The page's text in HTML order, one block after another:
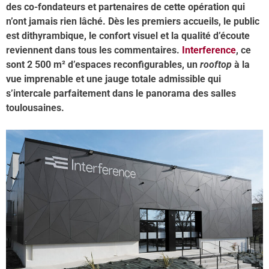
des co-fondateurs et partenaires de cette opération qui
n’ont jamais rien lâché. Dès les premiers accueils, le public
est dithyrambique, le confort visuel et la qualité d’écoute
reviennent dans tous les commentaires. Interference, ce
sont 2 500 m² d’espaces reconfigurables, un rooftop à la
vue imprenable et une jauge totale admissible qui
s’intercale parfaitement dans le panorama des salles
toulousaines.